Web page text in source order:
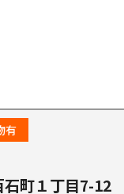
有
町１丁目7-12